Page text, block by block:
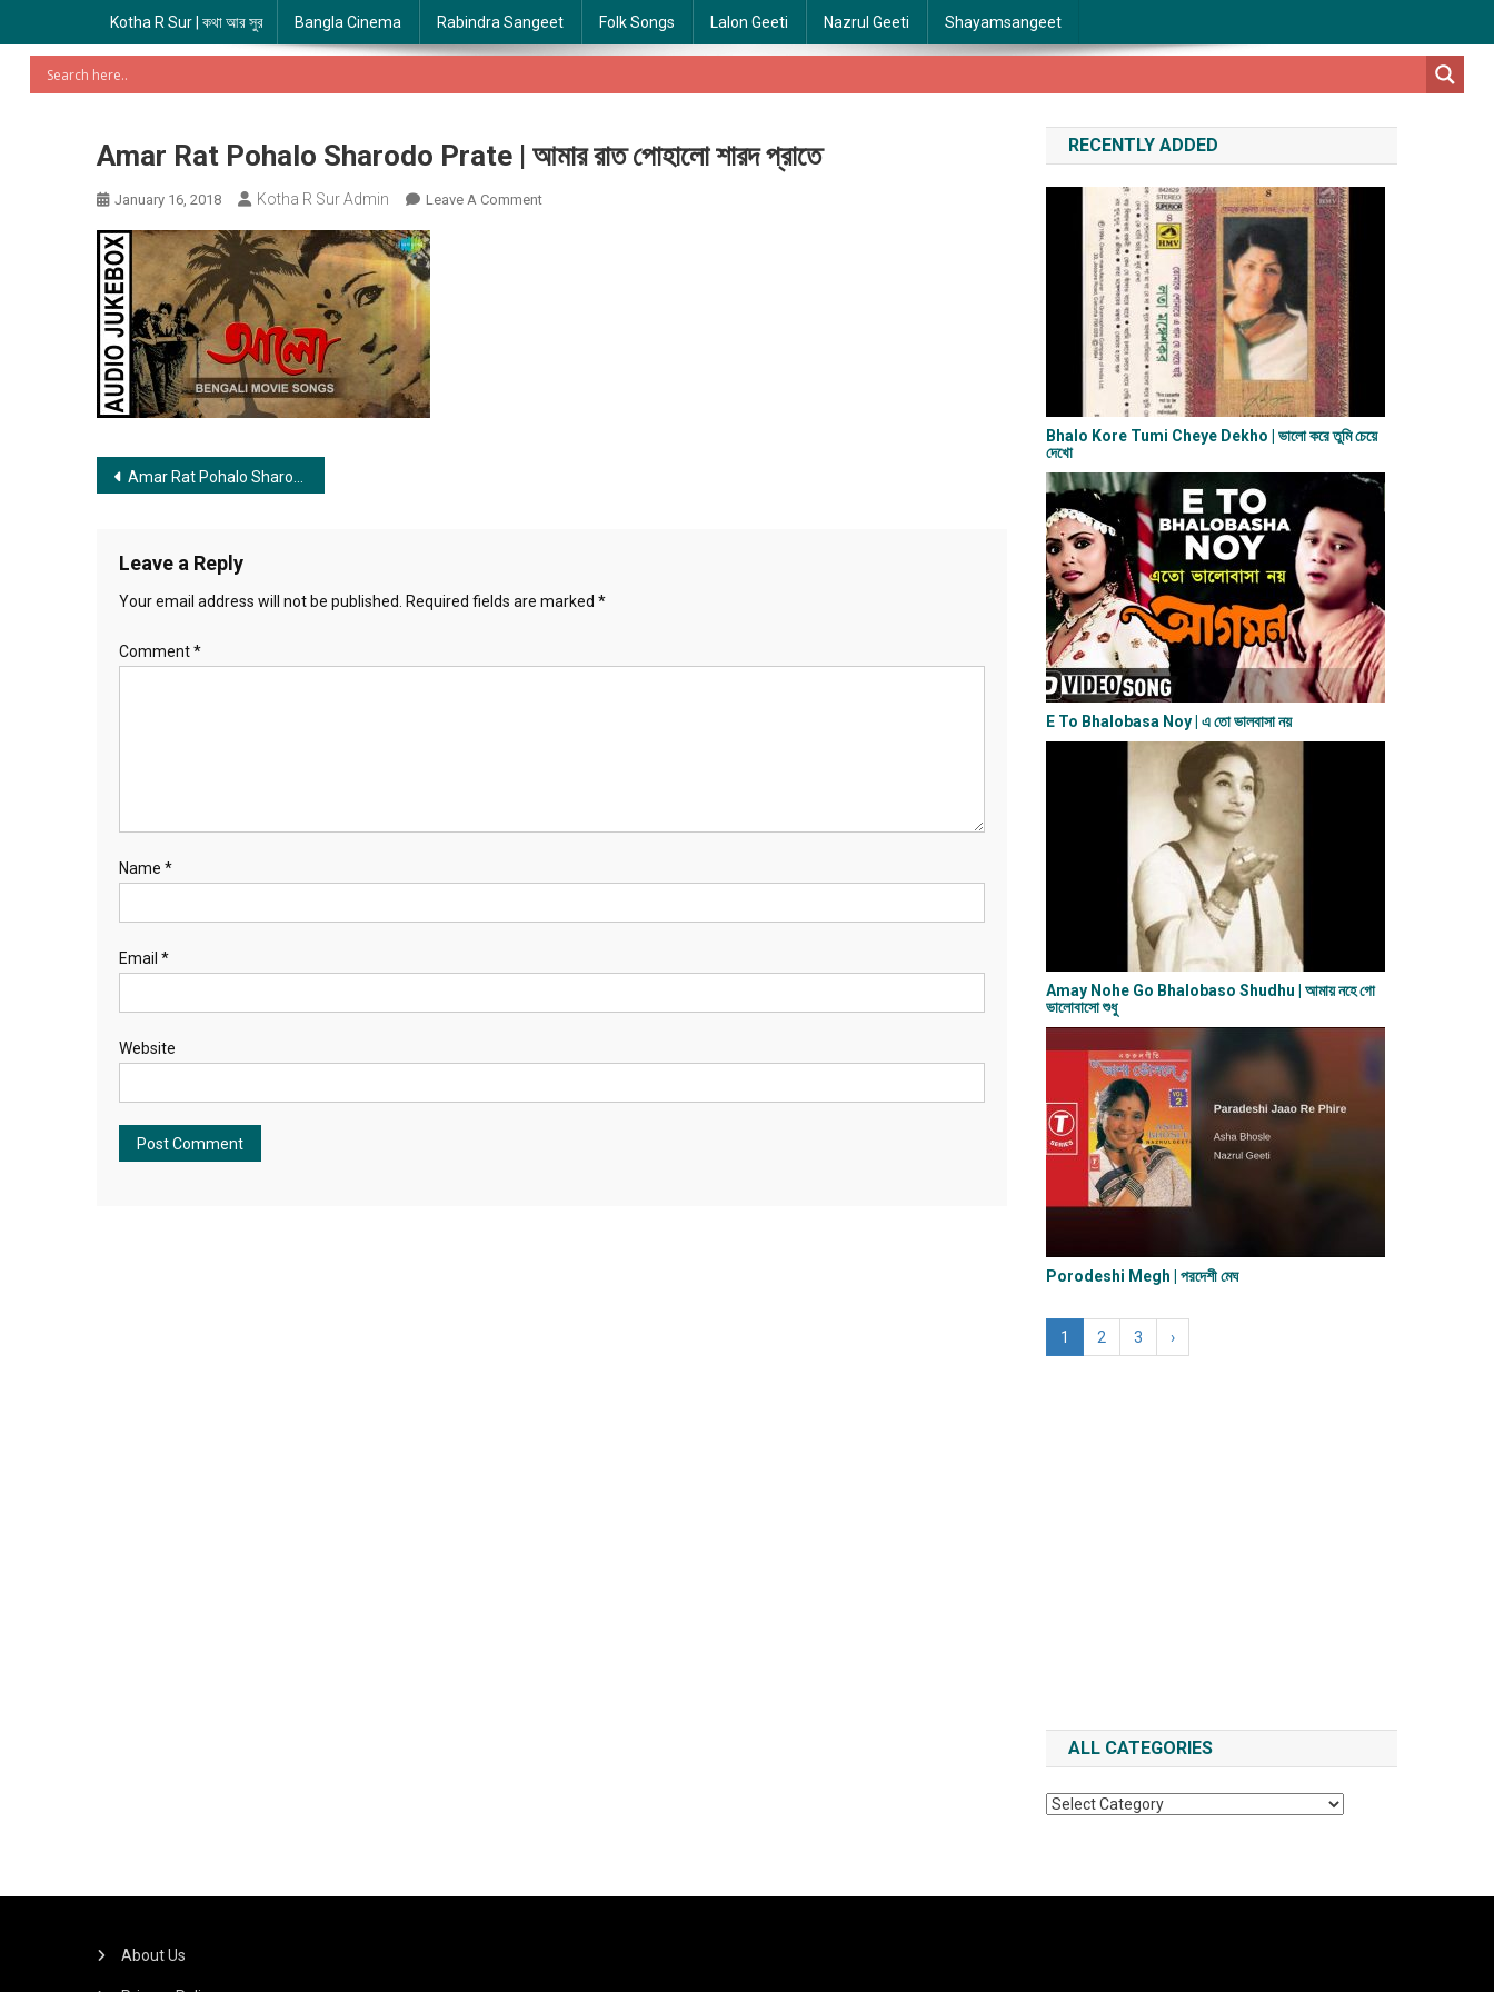
Kotha R Sur | কথা আর সুর Bangla Cinema Rabindra Sangeet Folk Songs Lalon Geeti Nazrul Geeti Shayamsangeet
Amar Rat Pohalo Sharodo Prate | আমার রাত পোহালো শারদ প্রাতে
January 16, 2018 Kotha R Sur Admin Leave A CommentOn
Post
Amar Rat Pohalo Sharodo Prate | আমার রাত পোহালো শারদ প্রাতে
Leave a Reply
Your email address will not be published. Required fields are marked *
Comment*
Name *
Email *
Website
RECENTLY ADDED
Bhalo Kore Tumi Cheye Dekho | ভালো করে তুমি চেয়ে
দেখো
E To Bhalobasa Noy | এ তো ভালবাসা ন​য়
Amay Nohe Go Bhalobaso Shudhu | আমায় নহে গো
ভালোবাসো শুধু
Porodeshi Megh | পরদেশী মেঘ
1 2 3 ›
ALL CATEGORIES
All
About Us